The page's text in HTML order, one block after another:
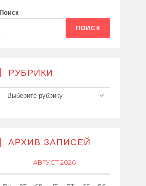
Поиск
ПОИСК
РУБРИКИ
Рубрики
Выберите рубрику
АРХИВ ЗАПИСЕЙ
АВГУСТ 2026